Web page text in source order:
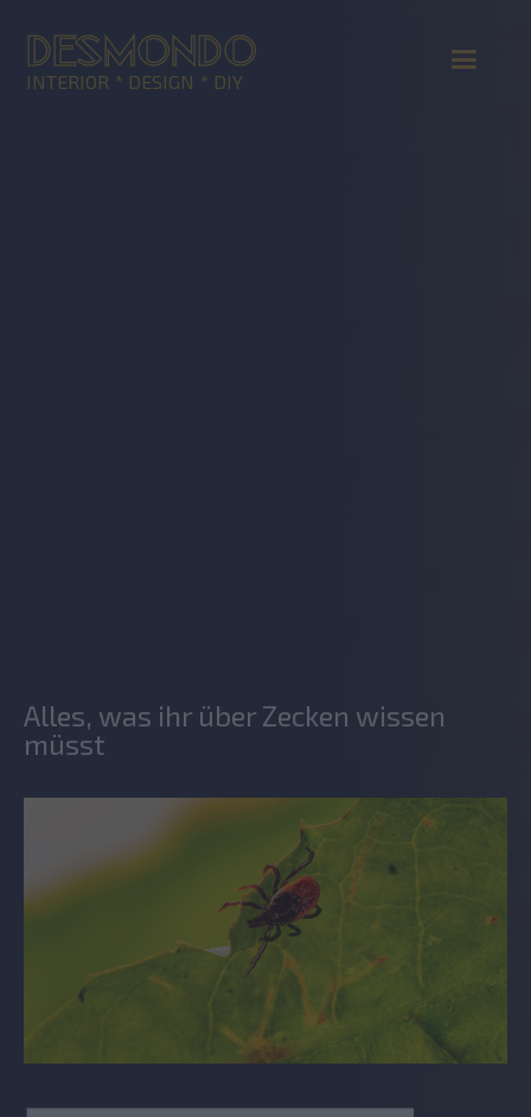
DESMONDO
INTERIOR * DESIGN * DIY
Alles, was ihr über Zecken wissen
müsst